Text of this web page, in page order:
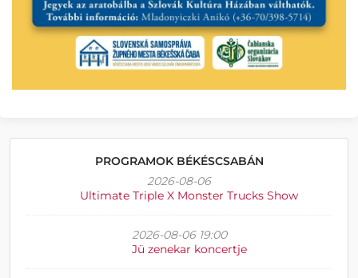
PROGRAMOK BÉKÉSCSABÁN
2026-08-06
Ultimate Triple X Monster Trucks Show
2026-08-06 19:00
Jü zenekar koncertje